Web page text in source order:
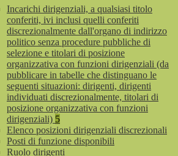
Incarichi dirigenziali, a qualsiasi titolo
conferiti, ivi inclusi quelli conferiti
discrezionalmente dall'organo di indirizzo
politico senza procedure pubbliche di
selezione e titolari di posizione
organizzativa con funzioni dirigenziali (da
pubblicare in tabelle che distinguano le
seguenti situazioni: dirigenti, dirigenti
individuati discrezionalmente, titolari di
posizione organizzativa con funzioni
dirigenziali) 5
Elenco posizioni dirigenziali discrezionali
Posti di funzione disponibili
Ruolo dirigenti